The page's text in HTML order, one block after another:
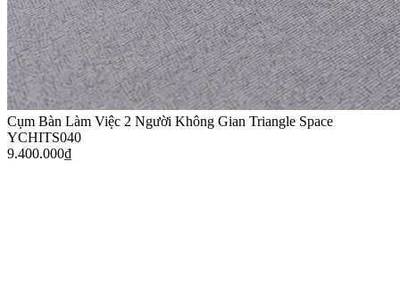
Cụm Bàn Làm Việc 2 Người Không Gian Triangle Space
YCHITS040
9.400.000₫